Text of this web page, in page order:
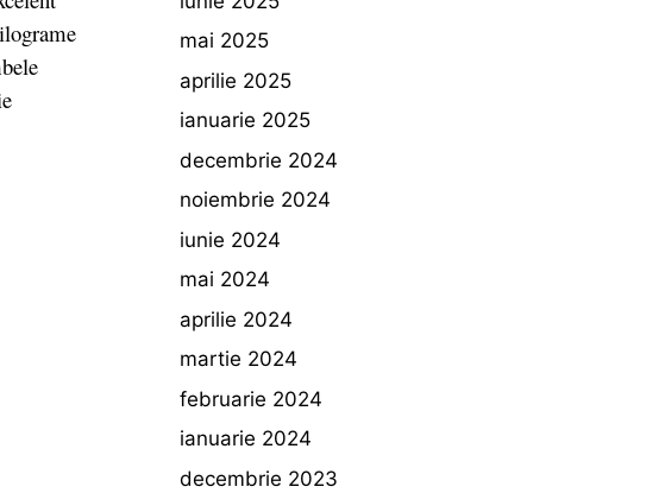
mai 2025
aprilie 2025
ianuarie 2025
decembrie 2024
noiembrie 2024
iunie 2024
mai 2024
aprilie 2024
martie 2024
februarie 2024
ianuarie 2024
decembrie 2023